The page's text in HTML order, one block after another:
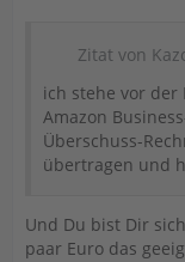
Zitat von
ich stehe vor
Amazon
Überschuss-
übertragen und
Und Du bist Dir
paar Euro das